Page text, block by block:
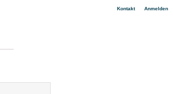
Kontakt| Anmelden